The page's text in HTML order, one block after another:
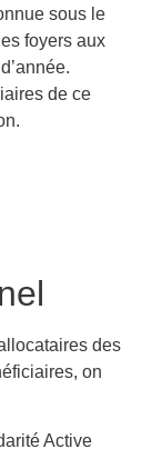
sous le
foyers aux
de ce
des
on
Active